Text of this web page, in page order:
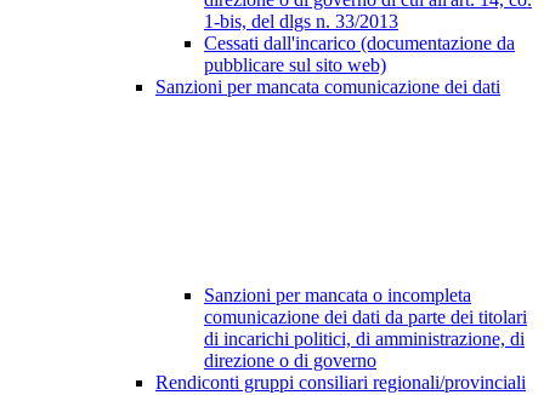
1-bis, del dlgs n. 33/2013
Cessati dall'incarico (documentazione da
pubblicare sul sito web)
Sanzioni per mancata comunicazione dei dati
Sanzioni per mancata o incompleta
comunicazione dei dati da parte dei titolari
di incarichi politici, di amministrazione, di
direzione o di governo
Rendiconti gruppi consiliari regionali/provinciali